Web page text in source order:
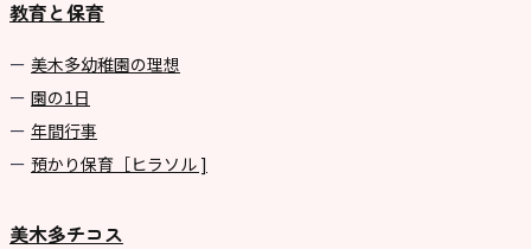
教育と保育
美⽊多幼稚園の理想
園の1⽇
年間⾏事
預かり保育［ヒラソル ]
美木多チコス